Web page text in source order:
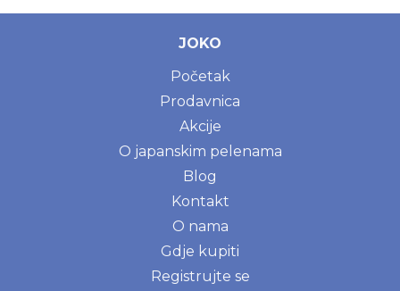
JOKO
Početak
Prodavnica
Akcije
O japanskim pelenama
Blog
Kontakt
O nama
Gdje kupiti
Registrujte se